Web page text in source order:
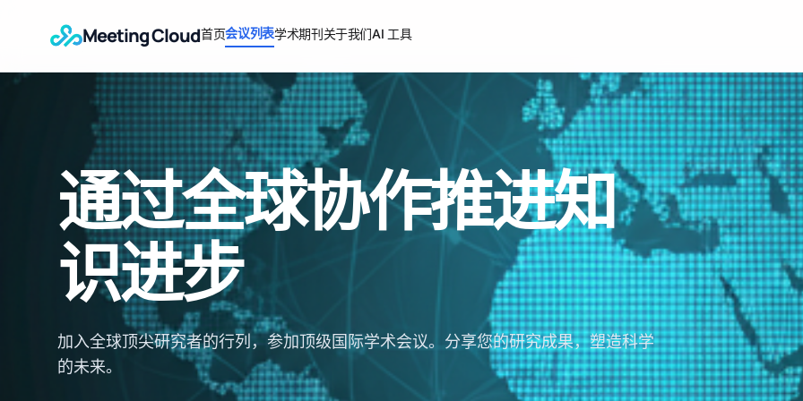
Meeting Cloud首页会议列表学术期刊关于我们AI 工具
通过全球协作推进知
识进步
加入全球顶尖研究者的行列，参加顶级国际学术会议。分享您的研究成果，塑造科学
的未来。